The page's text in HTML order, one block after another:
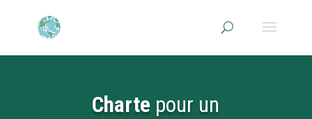
Charte pour un